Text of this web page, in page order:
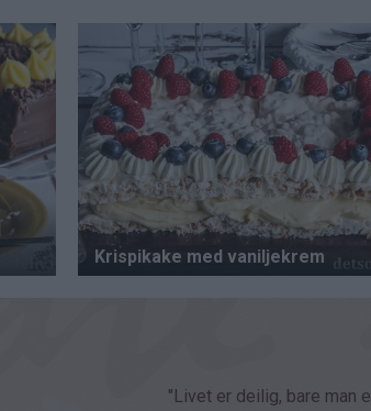
"Livet er deilig, bare man